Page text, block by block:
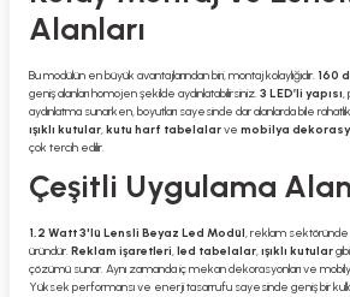
Alanları
Bu modülün en büyük avantajlarından biri, montaj kolaylığıdır. 160
geniş alanları homojen şekilde aydınlatabilirsiniz. 3 LED’li yapısı,
aydınlatma sunarken, boyutları sayesinde dar alanlarda bile
ışıklı kutular,kutu harf tabelalarve mobilya
çok tercih edilir.
Çeşitli Uygulama
1,2 Watt 3'lü Lensli Beyaz Led Modül, reklam sektöründe
üründür. Reklam işaretleri,led tabelalar,ışıklı kutular
çözümü sunar. Aynı zamanda iç mekan dekorasyonları ve
Yüksek performansı ve enerji tasarrufu sayesinde geniş bir